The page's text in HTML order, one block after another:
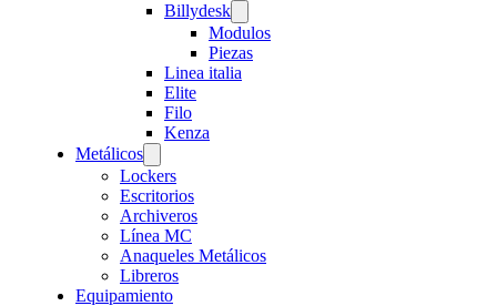
Billydesk
Modulos
Piezas
Linea italia
Elite
Filo
Kenza
Metálicos
Lockers
Escritorios
Archiveros
Línea MC
Anaqueles Metálicos
Libreros
Equipamiento